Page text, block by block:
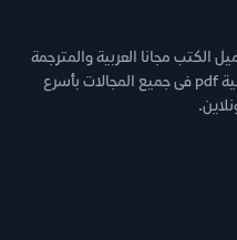
الكتب مجانا العربية والمترجمة
والروايات والقصص وغيرها من كتب مجانية pdf فى جميع المجالات بأسرع